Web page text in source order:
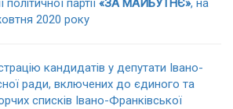
партії «ЗА МАЙБУТНЄ», на
2020 року
кандидатів у депутати Івано-
ради, включених до єдиного та
списків Івано-Франківської